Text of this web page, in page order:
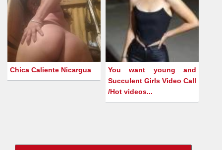
Chica Caliente Nicargua
You want young and
Succulent Girls Video Call
/Hot videos...